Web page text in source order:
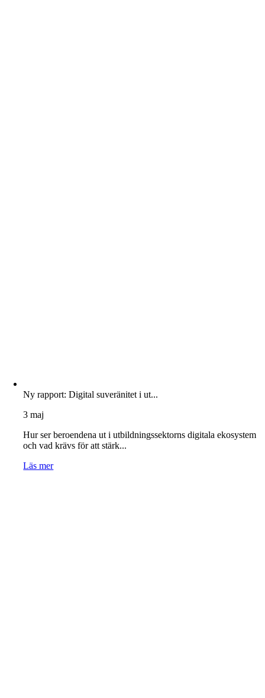
Ny rapport: Digital suveränitet i ut...
3 maj
Hur ser beroendena ut i utbildningssektorns digitala ekosystem
och vad krävs för att stärk...
Läs mer